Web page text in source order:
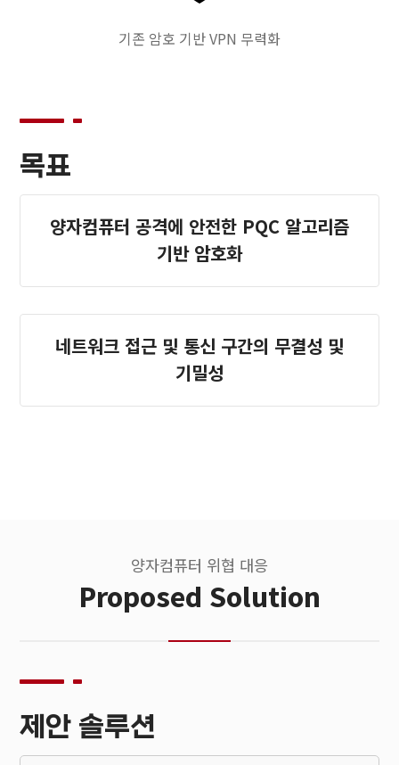
기존 암호 기반 VPN 무력화
목표
양자컴퓨터 공격에 안전한 PQC 알고리즘
기반 암호화
네트워크 접근 및 통신 구간의 무결성 및
기밀성
양자컴퓨터 위협 대응
Proposed Solution
제안 솔루션